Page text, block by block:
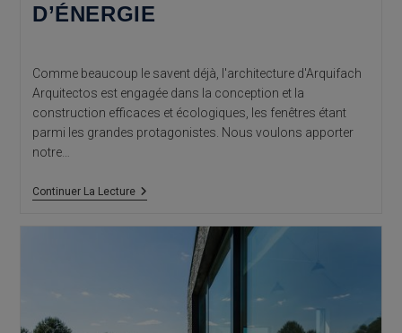
D’ÉNERGIE
Comme beaucoup le savent déjà, l'architecture d'Arquifach
Arquitectos est engagée dans la conception et la
construction efficaces et écologiques, les fenêtres étant
parmi les grandes protagonistes. Nous voulons apporter
notre…
Continuer La LectureFenêtres